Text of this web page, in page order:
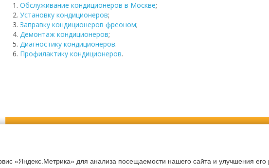
Обслуживание кондиционеров в Москве;
Установку кондиционеров;
Заправку кондиционеров фреоном;
Демонтаж кондиционеров;
Диагностику кондиционеров.
Профилактику кондиционеров.
«Яндекс.Метрика» для анализа посещаемости нашего сайта и улучшения его